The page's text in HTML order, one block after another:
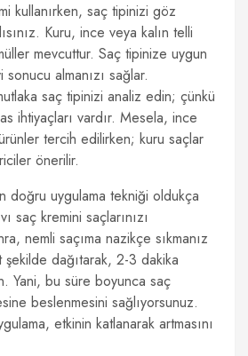
kullanırken, saç tipinizi göz
Kuru, ince veya kalın telli
mevcuttur. Saç tipinize uygun
almanızı sağlar.
saç tipinizi analiz edin; çünkü
ihtiyaçları vardır. Mesela, ince
tercih edilirken; kuru saçlar
önerilir.
doğru uygulama tekniği oldukça
saç kremini saçlarınızı
nemli saçıma nazikçe sıkmanız
şekilde dağıtarak, 2-3 dakika
Yani, bu süre boyunca saç
beslenmesini sağlıyorsunuz.
etkinin katlanarak artmasını